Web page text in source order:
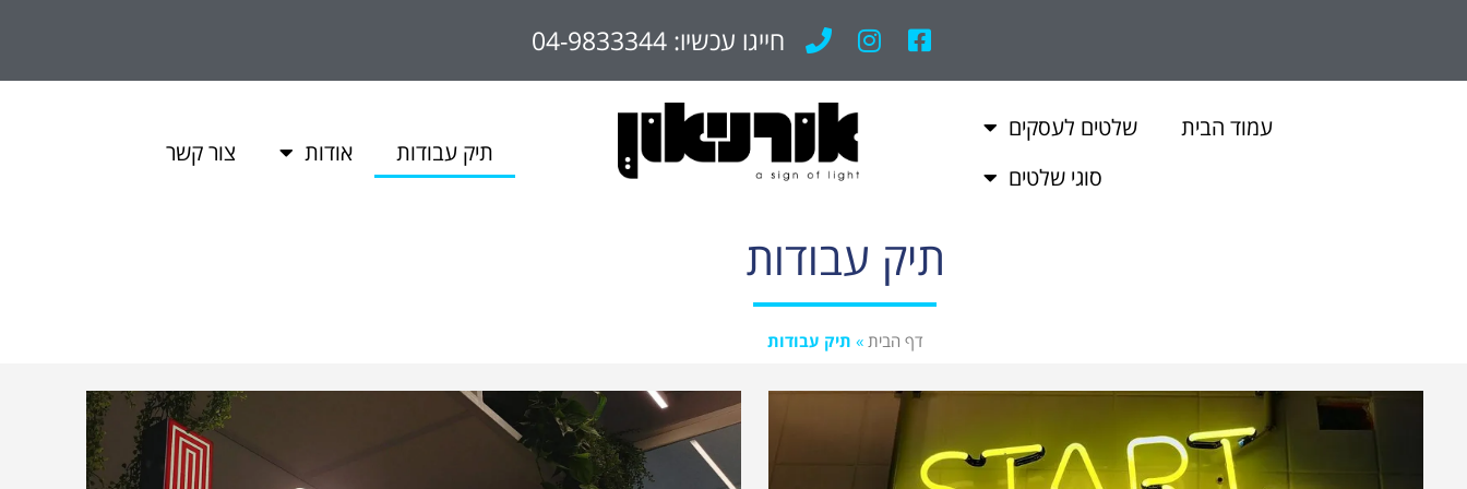
חייגו עכשיו: 04-9833344
עמוד הבית
שלטים לעסקים
סוגי שלטים
תיק עבודות אודות צור קשר
תיק עבודות
דף הבית » תיק עבודות